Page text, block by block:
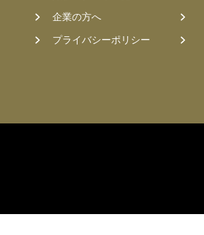
企業の方へ
プライバシーポリシー